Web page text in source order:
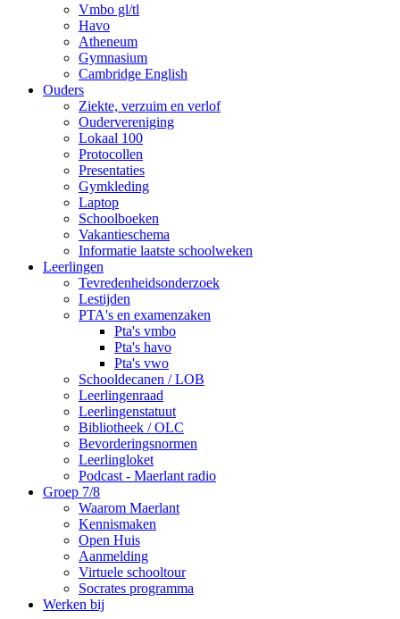
Vmbo gl/tl
Havo
Atheneum
Gymnasium
Cambridge English
Ouders
Ziekte, verzuim en verlof
Oudervereniging
Lokaal 100
Protocollen
Presentaties
Gymkleding
Laptop
Schoolboeken
Vakantieschema
Informatie laatste schoolweken
Leerlingen
Tevredenheidsonderzoek
Lestijden
PTA's en examenzaken
Pta's vmbo
Pta's havo
Pta's vwo
Schooldecanen / LOB
Leerlingenraad
Leerlingenstatuut
Bibliotheek / OLC
Bevorderingsnormen
Leerlingloket
Podcast - Maerlant radio
Groep 7/8
Waarom Maerlant
Kennismaken
Open Huis
Aanmelding
Virtuele schooltour
Socrates programma
Werken bij